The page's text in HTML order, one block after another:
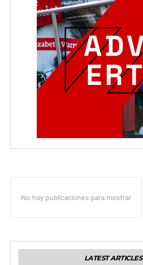
No hay publicaciones para mostrar
LATEST ARTICLES